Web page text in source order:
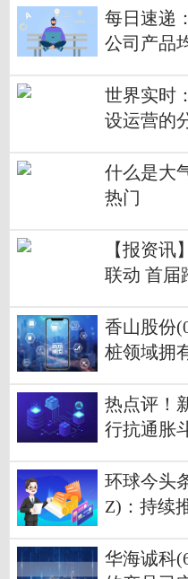
每日速递
公司产品
世界实时
设运营的
什么是大
热门
【报资
联动 首届
香山股份
桩领域拥
热点评！
行抗通胀
环球今头
Z)：持续
华海诚科